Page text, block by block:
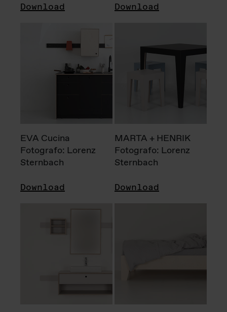
Download Download
EVA Cucina
Fotografo: Lorenz
Sternbach
Download
MARTA + HENRIK
Fotografo: Lorenz
Sternbach
Download